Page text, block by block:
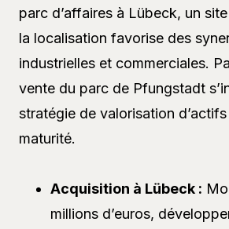
parc d’affaires à Lübeck, un
la localisation favorise des
industrielles et commerciales.
vente du parc de Pfungstadt
stratégie de valorisation
maturité.
Acquisition à Lübeck :
millions d’euros,